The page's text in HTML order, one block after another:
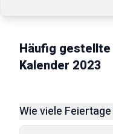
Häufig gestellte
Kalender 2023
Wie viele